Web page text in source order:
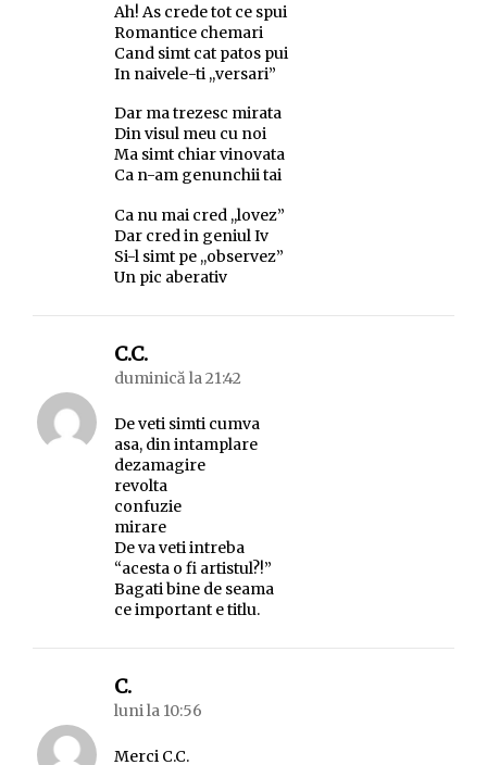
Ah! As crede tot ce spui
Romantice chemari
Cand simt cat patos pui
In naivele-ti ,,versari”
Dar ma trezesc mirata
Din visul meu cu noi
Ma simt chiar vinovata
Ca n-am genunchii tai
Ca nu mai cred ,,lovez”
Dar cred in geniul Iv
Si-l simt pe ,,observez”
Un pic aberativ
C.C.spune:
duminică la 21:42
De veti simti cumva
asa, din intamplare
dezamagire
revolta
confuzie
mirare
De va veti intreba
“acesta o fi artistul?!”
Bagati bine de seama
ce important e titlu.
C.spune:
luni la 10:56
Merci C.C.